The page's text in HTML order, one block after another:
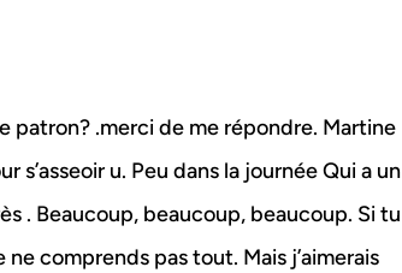
.merci de me répondre. Martine
u. Peu dans la journée Qui a un
. Beaucoup, beaucoup, beaucoup. Si tu
comprends pas tout. Mais j’aimerais